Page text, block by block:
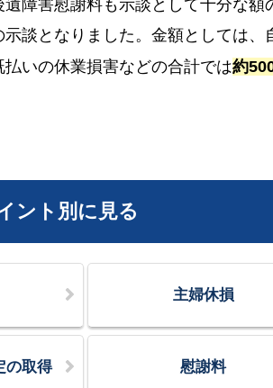
障害慰謝料も示談として十分な
示談となりました。金額としては
払いの休業損害などの合計では約
ント別に見る
主婦休損
の取得 慰謝料